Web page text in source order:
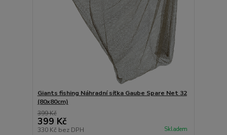
Giants fishing Náhradní síťka Gaube Spare Net 32
(80x80cm)
399 Kč
399 Kč
330 Kč bez DPH Skladem